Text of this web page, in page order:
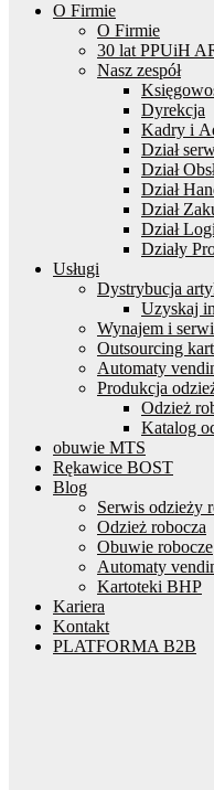
O Firmie
O Firmie
30 lat PPUiH
Nasz zespół
Dyrekcja
Kadry i
Dział
Dział
Dział
Dział
Dział
Działy
Usługi
Dystrybucja
Uzyskaj
Wynajem i
Outsourcing
Automaty
Produkcja
Odzież
Katalog
obuwie MTS
Rękawice BOST
Blog
Serwis odzieży
Odzież robocza
Obuwie robocze
Automaty
Kartoteki BHP
Kariera
Kontakt
PLATFORMA B2B